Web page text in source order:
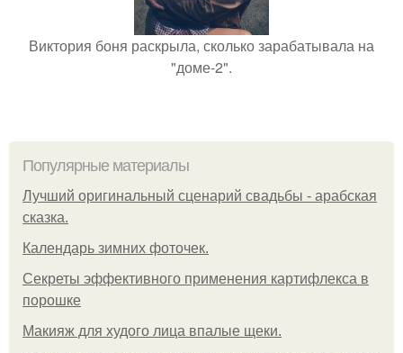
Виктория боня раскрыла, сколько зарабатывала на
"доме-2".
Популярные материалы
Лучший оригинальный сценарий свадьбы - арабская
сказка.
Календарь зимних фоточек.
Секреты эффективного применения картифлекса в
порошке
Макияж для худого лица впалые щеки.